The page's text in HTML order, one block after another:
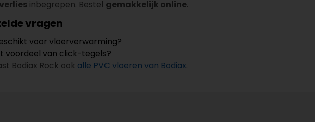
inbegrepen. Bestel gemakkelijk online.
vragen
voor vloerverwarming?
voordeel van click-tegels?
Bodiax Rock ook alle PVC vloeren van Bodiax.